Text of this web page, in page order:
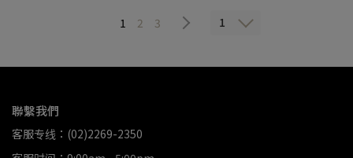
1 2 3 1
聯繫我們
客服专线：(02)2269-2350